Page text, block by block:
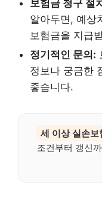
보험금 청구 절
알아두면, 예상
보험금을 지급
정기적인 문의:
정보나 궁금한
좋습니다.
세 이상 실손보
조건부터 갱신